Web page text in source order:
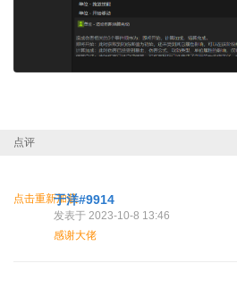
点评
点击重新加载于洋#9914
发表于 2023-10-8 13:46
感谢大佬